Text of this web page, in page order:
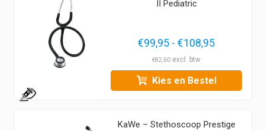
1
II Pediatric
€99,95 - €108,95
tot
€108,95
€82,60
Kies en Bestel
KaWe – Stethoscoop Prestige